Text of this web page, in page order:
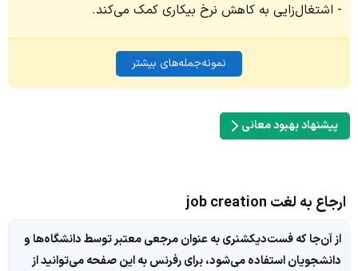
اشتغال‌زایی به کاهش نرخ بیکاری کمک می‌کند.
نمونه‌جمله‌های بیشتر
پیشنهاد بهبود معانی
ارجاع به لغت job creation
از آن‌جا که فست‌دیکشنری به عنوان مرجعی معتبر توسط دانشگاه‌ها و
دانشجویان استفاده می‌شود، برای رفرنس به این صفحه می‌توانید از